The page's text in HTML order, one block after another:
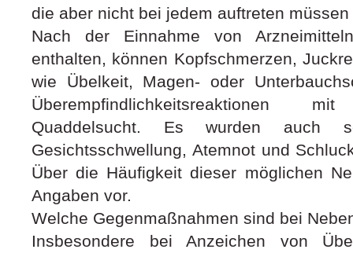
die aber nicht bei jedem auftreten müssen
Nach der Einnahme von
enthalten, können Kopfschmerzen,
wie Übelkeit, Magen- oder
Überempfindlichkeitsreaktionen
Quaddelsucht. Es wurden auch
Gesichtsschwellung, Atemnot und
Über die Häufigkeit dieser möglichen
Angaben vor.
Welche Gegenmaßnahmen sind bei
Insbesondere bei Anzeichen von